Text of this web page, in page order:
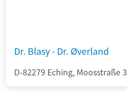
Dr. Blasy - Dr. Øverland
D-82279 Eching, Moosstraße 3